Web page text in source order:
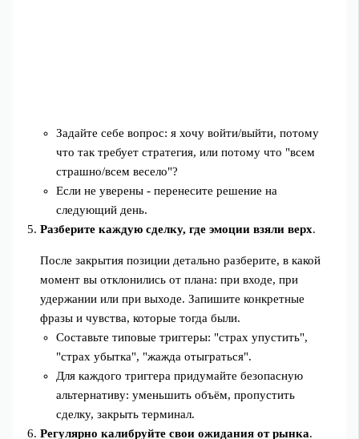
Задайте себе вопрос: я хочу войти/выйти, потому
что так требует стратегия, или потому что "всем
страшно/всем весело"?
Если не уверены - перенесите решение на
следующий день.
Разберите каждую сделку, где эмоции взяли верх.
После закрытия позиции детально разберите, в какой
момент вы отклонились от плана: при входе, при
удержании или при выходе. Запишите конкретные
фразы и чувства, которые тогда были.
Составьте типовые триггеры: "страх упустить",
"страх убытка", "жажда отыграться".
Для каждого триггера придумайте безопасную
альтернативу: уменьшить объём, пропустить
сделку, закрыть терминал.
Регулярно калибруйте свои ожидания от рынка.